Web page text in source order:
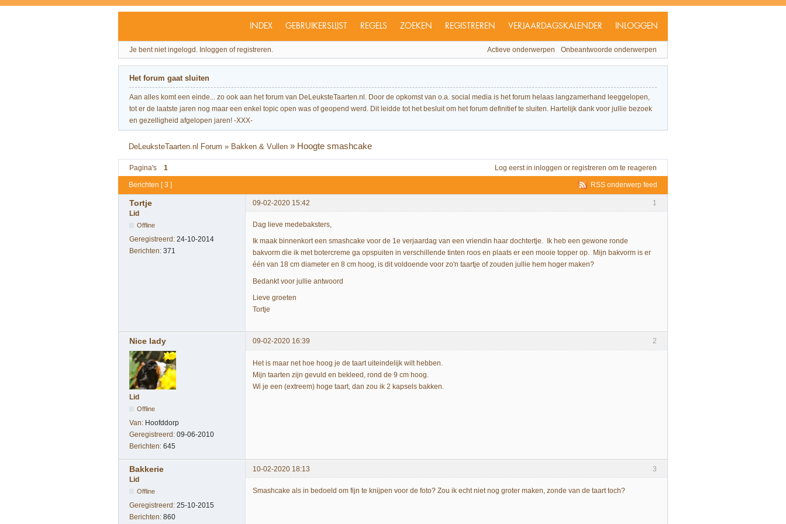
INDEX GEBRUIKERSLIJST REGELS ZOEKEN REGISTREREN VERJAARDAGSKALENDER INLOGGEN
Je bent niet ingelogd. Inloggen of registreren. Actieve onderwerpen Onbeantwoorde onderwerpen
Het forum gaat sluiten
Aan alles komt een einde... zo ook aan het forum van DeLeuksteTaarten.nl. Door de opkomst van o.a. social media is het forum helaas langzamerhand leeggelopen,
tot er de laatste jaren nog maar een enkel topic open was of geopend werd. Dit leidde tot het besluit om het forum definitief te sluiten. Hartelijk dank voor jullie bezoek
en gezelligheid afgelopen jaren! -XXX-
DeLeuksteTaarten.nl Forum » Bakken & Vullen » Hoogte smashcake
Pagina's 1 Log eerst in inloggen or registreren om te reageren
RSS onderwerp feed
Berichten [ 3 ]
1
Tortje
09-02-2020 15:42
Lid
Offline
Geregistreerd: 24-10-2014
Berichten: 371
Dag lieve medebaksters,
Ik maak binnenkort een smashcake voor de 1e verjaardag van een vriendin haar dochtertje. Ik heb een gewone ronde
bakvorm die ik met botercreme ga opspuiten in verschillende tinten roos en plaats er een mooie topper op. Mijn bakvorm is er
één van 18 cm diameter en 8 cm hoog, is dit voldoende voor zo'n taartje of zouden jullie hem hoger maken?
Bedankt voor jullie antwoord
Lieve groeten
Tortje
2
Nice lady 09-02-2020 16:39
Lid
Offline
Van: Hoofddorp
Geregistreerd: 09-06-2010
Berichten: 645
Het is maar net hoe hoog je de taart uiteindelijk wilt hebben.
Mijn taarten zijn gevuld en bekleed, rond de 9 cm hoog.
Wi je een (extreem) hoge taart, dan zou ik 2 kapsels bakken.
3
Bakkerie
10-02-2020 18:13
Lid
Offline
Geregistreerd: 25-10-2015
Berichten: 860
Smashcake als in bedoeld om fijn te knijpen voor de foto? Zou ik echt niet nog groter maken, zonde van de taart toch?